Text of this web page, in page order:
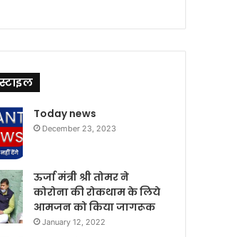
Today news
December 23, 2023
ऊर्जा मंत्री श्री तोमर ने
कोरोना की रोकथाम के लिये
आमजन को किया जागरूक
January 12, 2022